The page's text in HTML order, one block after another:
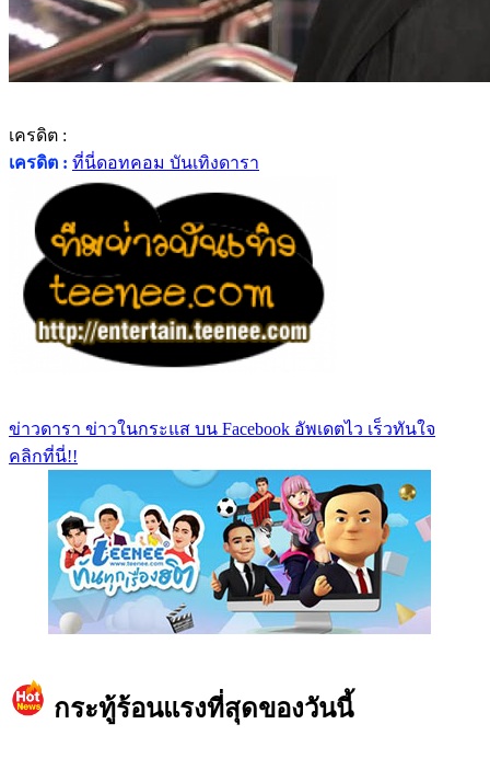
เครดิต :
เครดิต : ที่นี่ดอทคอม บันเทิงดารา
ข่าวดารา ข่าวในกระแส บน Facebook อัพเดตไว เร็วทันใจ
คลิกที่นี่!!
กระทู้ร้อนแรงที่สุดของวันนี้